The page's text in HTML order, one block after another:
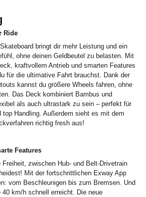
Ride
bringt dir mehr Leistung und ein
ohne deinen Geldbeutel zu belasten. Mit
kraftvollem Antrieb und smarten Features
für die ultimative Fahrt brauchst. Dank der
kannst du größere Wheels fahren, ohne
Das Deck kombiniert Bambus und
als auch ultrastark zu sein – perfekt für
top Handling. Außerdem sieht es mit dem
richtig fresh aus!
Features
Freiheit, zwischen Hub- und Belt-Drivetrain
Mit der fortschrittlichen Exway App
vom Beschleunigen bis zum Bremsen. Und
km/h schnell erreicht. Die neue